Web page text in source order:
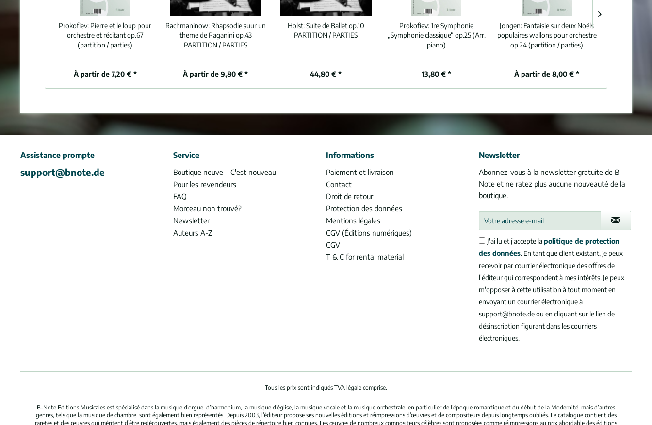
Prokofiev: Pierre et le loup pour
orchestre et récitant op.67
(partition / parties)
À partir de 7,20 € *
Rachmaninow: Rhapsodie suur un
theme de Paganini op.43
PARTITION / PARTIES
À partir de 9,80 € *
Holst:Suite de Ballet op.10
PARTITION / PARTIES
44,80 € *
Prokofiev:1re Symphonie
„Symphonie classique“ op.25 (Arr.
piano)
13,80 € *
Jongen: Fantaisie sur deux Noëls
populaires wallons pour orchestre
op.24 (partition / parties)
À partir de 8,00 € *
Assistance prompte
support@bnote.de
Service
Boutique neuve – C'est nouveau
Pour les revendeurs
FAQ
Morceau non trouvé?
Newsletter
Auteurs A-Z
Informations
Paiement et livraison
Contact
Droit de retour
Protection des données
Mentions légales
CGV (Éditions numériques)
CGV
T & C for rental material
Newsletter
Abonnez-vous à la newsletter gratuite de B-
Note et ne ratez plus aucune nouveauté de la
boutique.
J'ai lu et j'accepte lapolitique de protection
des données. En tant que client existant, je peux
recevoir par courrier électronique des offres de
l'éditeur qui correspondent à mes intérêts. Je peux
m'opposer à cette utilisation à tout moment en
envoyant un courrier électronique à
support@bnote.de ou en cliquant sur le lien de
désinscription figurant dans les courriers
électroniques.
Tous les prix sont indiqués TVA légale comprise.
B-Note Editions Musicales est spécialisé dans la musique d’orgue, d’harmonium, la musique d’église, la musique vocale et la musique orchestrale, en particulier de l’époque romantique et du début de la Modernité, mais d’autres
genres, tels que la musique de chambre, sont également bien représentés. Depuis 2003, l’éditeur propose ses nouvelles éditions et réimpressions d’œuvres et de compositeurs depuis longtemps oubliés. Le catalogue contient des
raretés et des œuvres qui méritent d’être redécouvertes, mais également des pièces de répertoire bien connues. Les œuvres de nombreux compositeurs célèbres sont proposées comme réimpressions au prix abordable des éditions